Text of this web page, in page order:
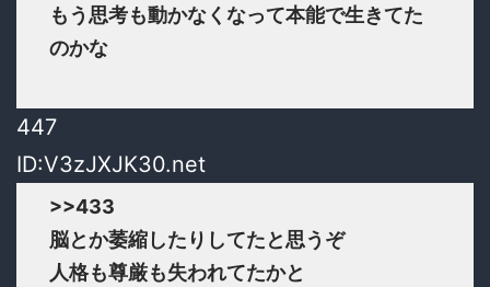
もう思考も動かなくなって本能で生きてた
のかな
447
ID:V3zJXJK30.net
>>433
脳とか萎縮したりしてたと思うぞ
人格も尊厳も失われてたかと